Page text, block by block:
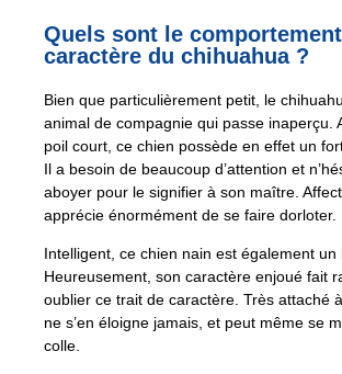
Quels sont le
caractère du chihuahua ?
Bien que particulièrement petit, le
animal de compagnie qui passe inaperçu.
poil court, ce chien possède en effet un
Il a besoin de beaucoup d’attention et
aboyer pour le signifier à son maître.
apprécie énormément de se faire dorloter.
Intelligent, ce chien nain est également un
Heureusement, son caractère enjoué fait
oublier ce trait de caractère. Très attaché
ne s’en éloigne jamais, et peut même se
colle.